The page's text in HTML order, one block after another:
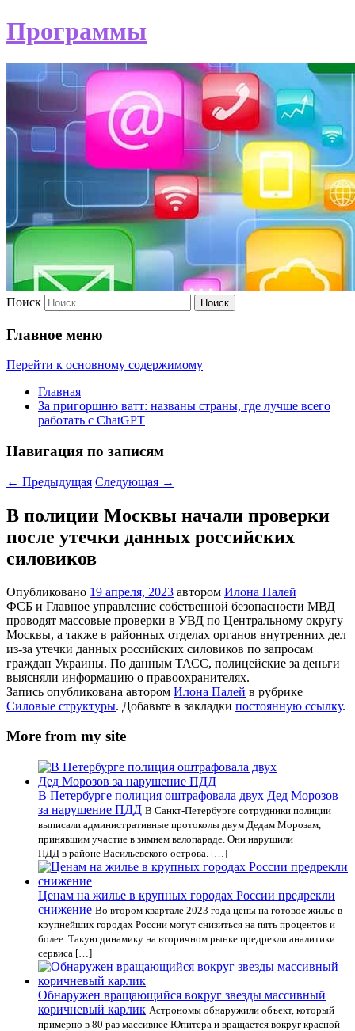
Программы
Поиск
Главное меню
Перейти к основному содержимому
Главная
За пригоршню ватт: названы страны, где лучше всего
работать с ChatGPT
Навигация по записям
← Предыдущая Следующая →
В полиции Москвы начали проверки
после утечки данных российских
силовиков
Опубликовано 19 апреля, 2023 автором Илона Палей
ФСБ и Главное управление собственной безопасности МВД
проводят массовые проверки в УВД по Центральному округу
Москвы, а также в районных отделах органов внутренних дел
из-за утечки данных российских силовиков по запросам
граждан Украины. По данным ТАСС, полицейские за деньги
выясняли информацию о правоохранителях.
Запись опубликована автором Илона Палей в рубрике
Силовые структуры. Добавьте в закладки постоянную ссылку.
More from my site
В Петербурге полиция оштрафовала двух Дед Морозов
за нарушение ПДД В Санкт-Петербурге сотрудники полиции
выписали административные протоколы двум Дедам Морозам,
принявшим участие в зимнем велопараде. Они нарушили
ПДД в районе Васильевского острова. […]
Ценам на жилье в крупных городах России предрекли
снижение Во втором квартале 2023 года цены на готовое жилье в
крупнейших городах России могут снизиться на пять процентов и
более. Такую динамику на вторичном рынке предрекли аналитики
сервиса […]
Обнаружен вращающийся вокруг звезды массивный
коричневый карлик Астрономы обнаружили объект, который
примерно в 80 раз массивнее Юпитера и вращается вокруг красной